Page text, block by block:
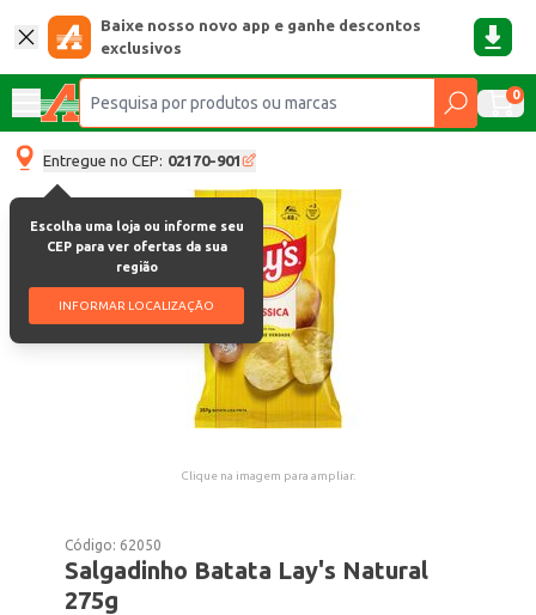
Baixe nosso novo app e ganhe descontos
exclusivos
0
Entregue no CEP: 02170-901
Escolha uma loja ou informe seu
CEP para ver ofertas da sua
região
INFORMAR LOCALIZAÇÃO
Clique na imagem para ampliar.
Código: 62050
Salgadinho Batata Lay's Natural
275g